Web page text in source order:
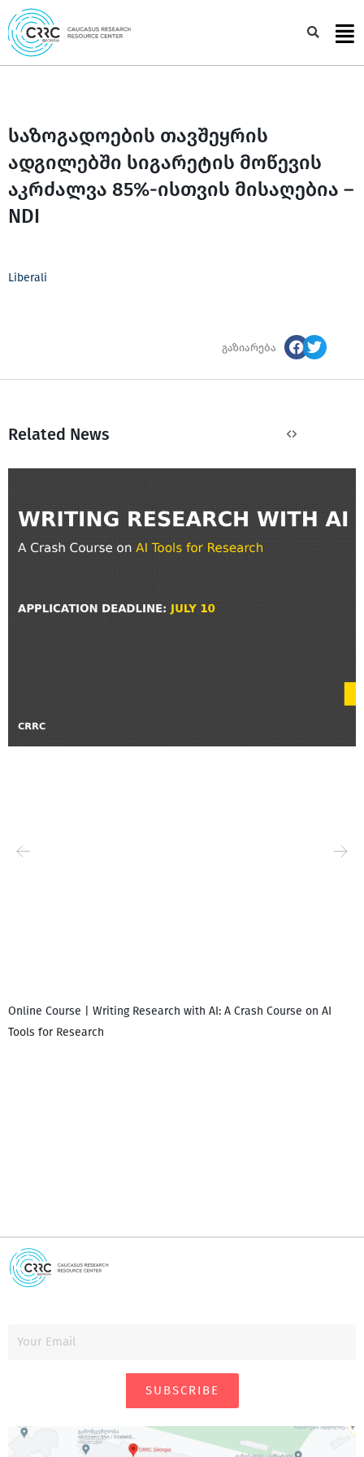
Skip
to
content
საზოგადოების თავშეყრის
ადგილებში სიგარეტის მოწევის
აკრძალვა 85%-ისთვის მისაღებია –
NDI
Liberali
გაზიარება
Related News
Online Course | Writing Research with AI: A Crash Course on AI
Tools for Research
SUBSCRIBE